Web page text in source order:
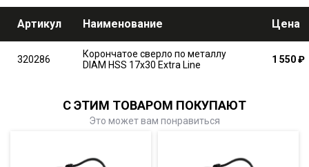
Артикул Наименование Цена
320286
Корончатое сверло по металлу
DIAM HSS 17x30 Extra Line
1 550₽
С ЭТИМ ТОВАРОМ ПОКУПАЮТ
Это может вам понравиться